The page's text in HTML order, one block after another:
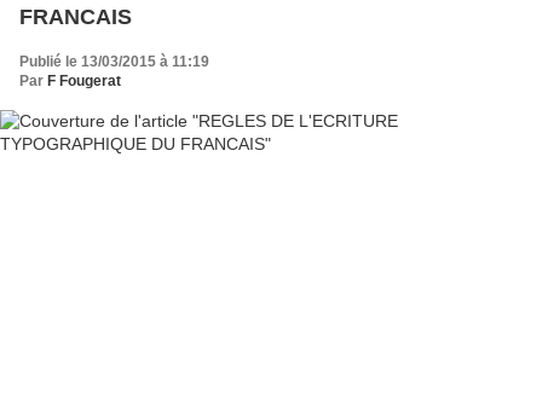
FRANCAIS
Publié le 13/03/2015 à 11:19
Par F Fougerat